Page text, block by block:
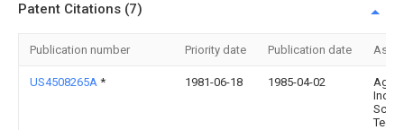
Patent Citations (7)
Publication number Priority date Publication date
US4508265A * 1981-06-18 1985-04-02